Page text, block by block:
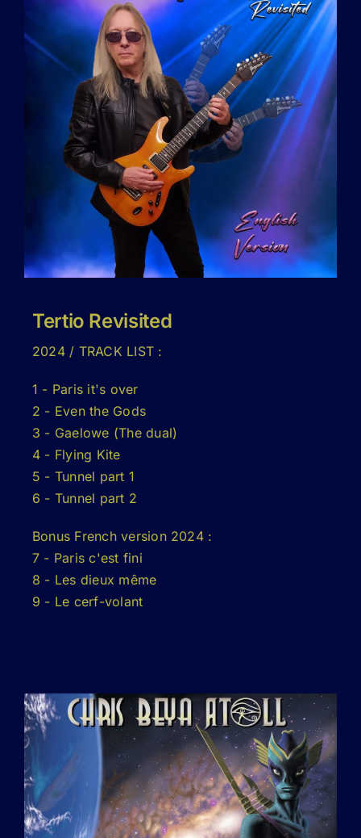
Tertio Revisited
2024 / TRACK LIST :
1 - Paris it's over
2 - Even the Gods
3 - Gaelowe (The dual)
4 - Flying Kite
5 - Tunnel part 1
6 - Tunnel part 2
Bonus French version 2024 :
7 - Paris c'est fini
8 - Les dieux même
9 - Le cerf-volant